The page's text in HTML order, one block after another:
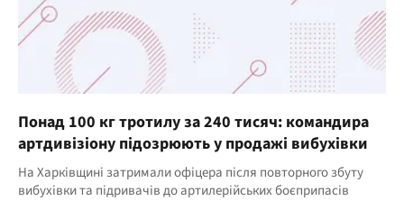
Понад 100 кг тротилу за 240 тисяч: командира
артдивізіону підозрюють у продажі вибухівки
На Харківщині затримали офіцера після повторного збуту
вибухівки та підривачів до артилерійських боєприпасів